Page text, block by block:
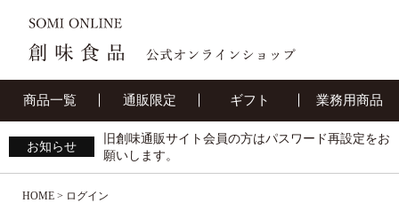
商品一覧 通販限定 ギフト 業務用商品
お知らせ
旧創味通販サイト会員の方はパスワード再設定をお
願いします。
HOME ログイン